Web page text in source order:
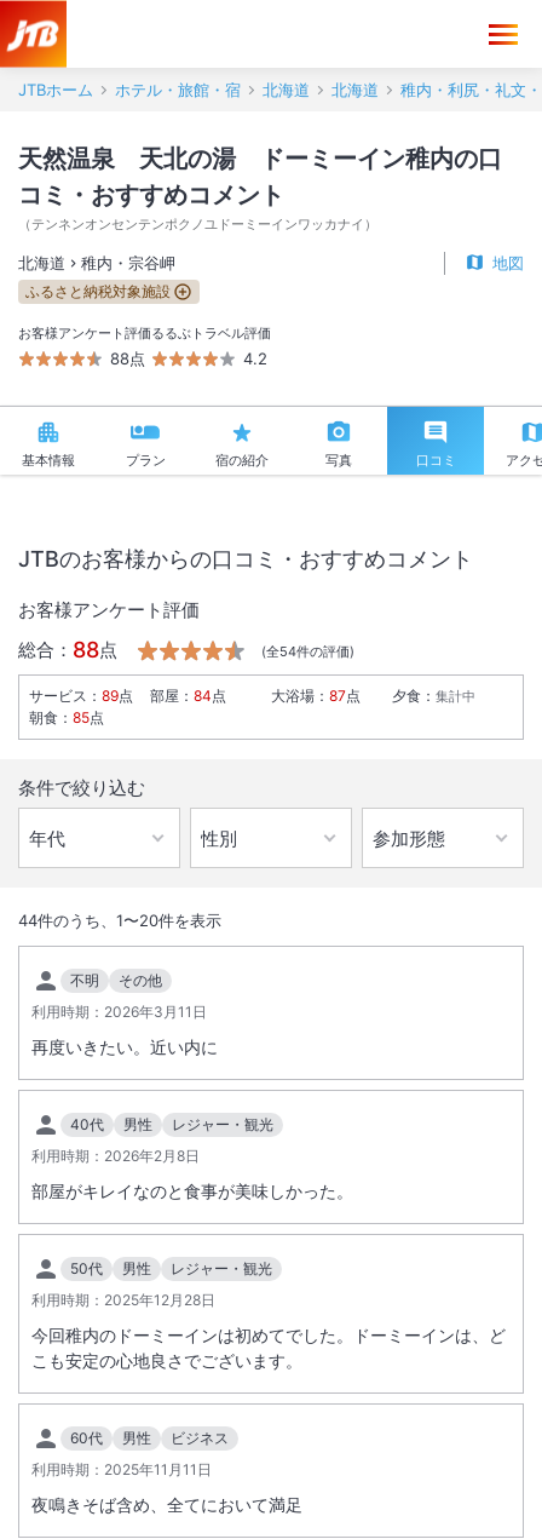
JTBホーム ホテル・旅館・宿 北海道 北海道 稚内・利尻・礼文
天然温泉 天北の湯 ドーミーイン稚内の口
コミ・おすすめコメント
（テンネンオンセンテンポクノユドーミーインワッカナイ ）
北海道 稚内・宗谷岬 地図
ふるさと納税対象施設
お客様アンケート評価
88点
るるぶトラベル評価
4.2
基本情報 プラン 宿の紹介 写真 口コミ アク
稚内駅より徒歩２分。最上階に天然温泉大浴場完備。ビジネスから観光
までご利用いただけるゆとりある客室。リーズナブルかつ癒しのホテ
総客室数175室
INチェックイン
15:00/ OUT チェックアウト
11:00
大浴場あり
温泉
駅徒歩5分
駐車場あり
施設からのお知らせ
到着時間が２２時以降の場合はご連絡下さい。駐車場（1泊￥1000）は
先着順です。満車の場合は近隣駐車場へのご案内いたします。バイク専
用駐輪場はございませんが敷地内の空きスペースで先着順（1泊￥50
0）のご案内となります。
JTBのお客様からの口コミ・おすすめコメント
お客様アンケート評価
総合： 88点 (全54件の評価)
サービス ： 89点 部屋 ： 84点 大浴場 ： 87点 夕食 ： 集計中
朝食 ： 85点
条件で絞り込む
44件のうち、 1〜20件を表示
不明
その他
利用時期： 2026年3月11日
再度いきたい。近い内に
40代 男性
レジャー・観光
利用時期： 2026年2月8日
部屋がキレイなのと食事が美味しかった。
50代 男性
レジャー・観光
利用時期： 2025年12月28日
今回稚内のドーミーインは初めてでした。ドーミーインは、ど
こも安定の心地良さでございます。
60代 男性
ビジネス
利用時期： 2025年11月11日
夜鳴きそば含め、全てにおいて満足